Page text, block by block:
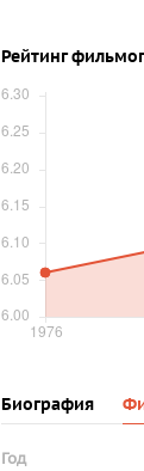
Рейтинг
Биография
Год